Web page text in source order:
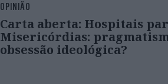
OPINIÃO
Carta aberta: Hospitais
Misericórdias:
obsessão ideológica?